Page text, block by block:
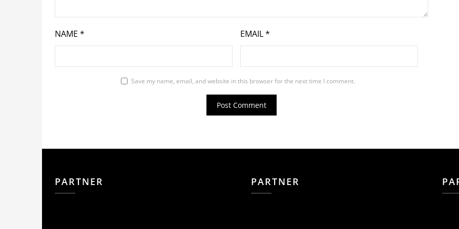
NAME * EMAIL*
Save my name, email, and website in this browser for the next time I comment.
PARTNER PARTNER